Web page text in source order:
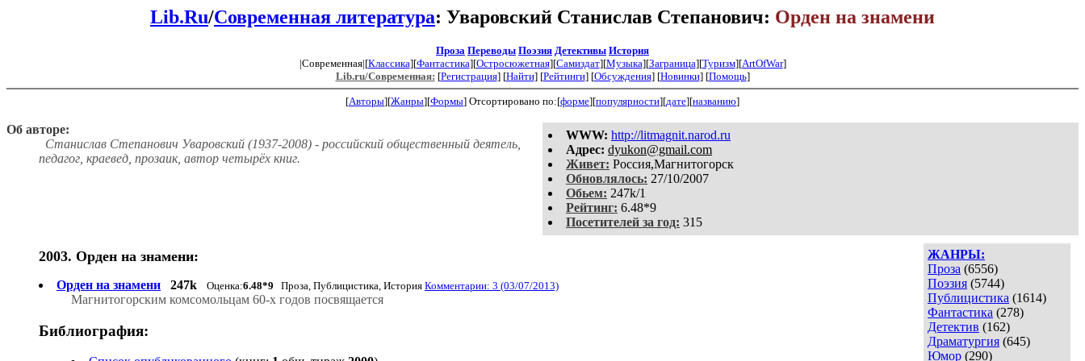
Lib.Ru/Современная литература: Уваровский Станислав Степанович: Орден на знамени
Проза Переводы Поэзия Детективы История
|Современная|[Классика][Фантастика][Остросюжетная][Самиздат][Музыка][Заграница][Туризм][ArtOfWar]
Lib.ru/Современная: [Регистрация] [Найти] [Рейтинги] [Обсуждения] [Новинки] [Помощь]
[Авторы][Жанры][Формы] Отсортировано по:[форме][популярности][дате][названию]
WWW: http://litmagnit.narod.ru
Aдpeс: dyukon@gmail.com
Живет: Россия,Магнитогорск
Обновлялось: 27/10/2007
Обьем: 247k/1
Рейтинг: 6.48*9
Посетителей за год: 315
Об авторе:
Станислав Степанович Уваровский (1937-2008) - российский общественный деятель,
педагог, краевед, прозаик, автор четырёх книг.
ЖАНРЫ:
Проза (6556)
Поэзия (5744)
Публицистика (1614)
Фантастика (278)
Детектив (162)
Драматургия (645)
Юмор (290)
2003. Орден на знамени:
Орден на знамени 247k Оценка:6.48*9 Проза, Публицистика, История Комментарии: 3 (03/07/2013)
Магнитогорским комсомольцам 60-х годов посвящается
Библиография: